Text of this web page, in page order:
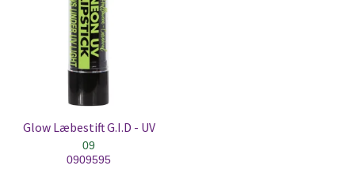
Glow Læbestift G.I.D - UV
09
0909595